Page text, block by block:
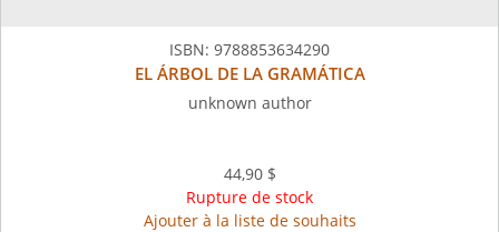
ISBN: 9788853634290
EL ÁRBOL DE LA GRAMÁTICA
unknown author
44,90 $
Rupture de stock
Ajouter à la liste de souhaits